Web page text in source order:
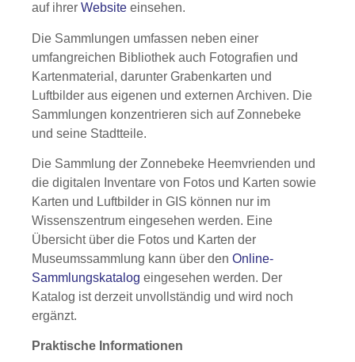
auf ihrer Website einsehen.
Die Sammlungen umfassen neben einer
umfangreichen Bibliothek auch Fotografien und
Kartenmaterial, darunter Grabenkarten und
Luftbilder aus eigenen und externen Archiven. Die
Sammlungen konzentrieren sich auf Zonnebeke
und seine Stadtteile.
Die Sammlung der Zonnebeke Heemvrienden und
die digitalen Inventare von Fotos und Karten sowie
Karten und Luftbilder in GIS können nur im
Wissenszentrum eingesehen werden. Eine
Übersicht über die Fotos und Karten der
Museumssammlung kann über den Online-
Sammlungskatalog eingesehen werden. Der
Katalog ist derzeit unvollständig und wird noch
ergänzt.
Praktische Informationen